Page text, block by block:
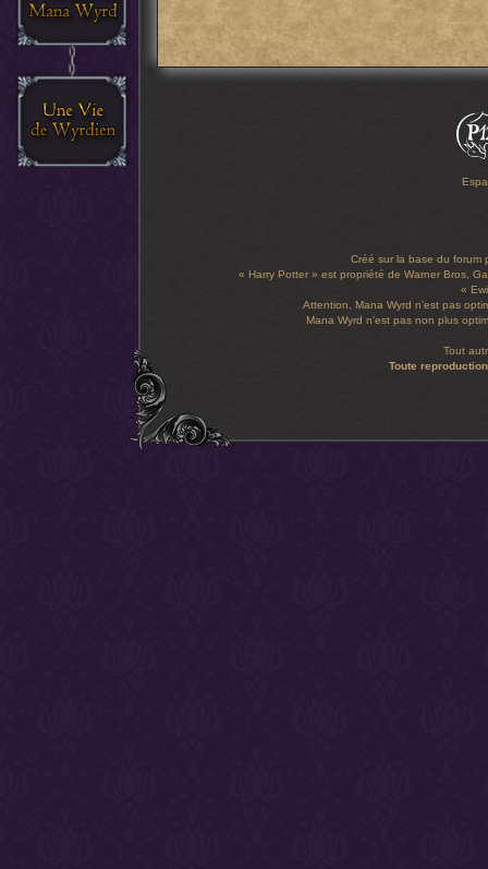
Créé sur la base du forum
« Harry Potter » est propriété de Warner Bros,
«
Attention, Mana Wyrd n'est pas
Mana Wyrd n'est pas non plus
Tout
Toute